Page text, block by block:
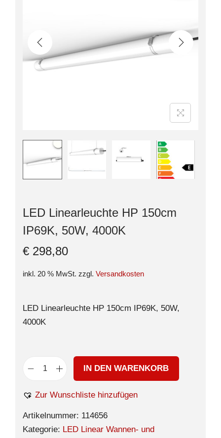
LED Linearleuchte HP 150cm
IP69K, 50W, 4000K
€ 298,80
inkl. 20 % MwSt. zzgl. Versandkosten
LED Linearleuchte HP 150cm IP69K, 50W,
4000K
IN DEN WARENKORB
Zur Wunschliste hinzufügen
Artikelnummer: 114656
Kategorie: LED Linear Wannen- und